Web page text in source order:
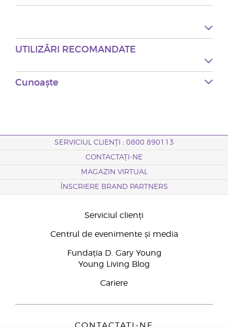
UTILIZĂRI RECOMANDATE
Cunoaște
SERVICIUL CLIENȚI : 0800 890113
CONTACTAȚI-NE
MAGAZIN VIRTUAL
ÎNSCRIERE BRAND PARTNERS
Serviciul clienți
Centrul de evenimente și media
Fundația D. Gary Young
Young Living Blog
Cariere